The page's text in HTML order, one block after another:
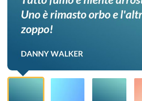
rimasto
orbo
l'altro
zoppo!